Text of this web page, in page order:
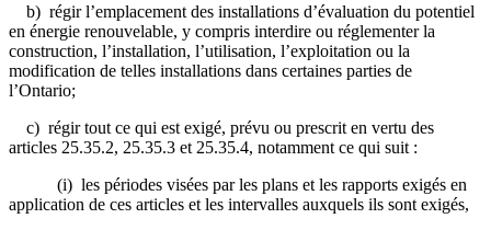
b) régir l’emplacement des installations d’évaluation du potentiel
en énergie renouvelable, y compris interdire ou réglementer la
construction, l’installation, l’utilisation, l’exploitation ou la
modification de telles installations dans certaines parties de
l’Ontario;
c) régir tout ce qui est exigé, prévu ou prescrit en vertu des
articles 25.35.2, 25.35.3 et 25.35.4, notamment ce qui suit :
(i) les périodes visées par les plans et les rapports exigés en
application de ces articles et les intervalles auxquels ils sont exigés,